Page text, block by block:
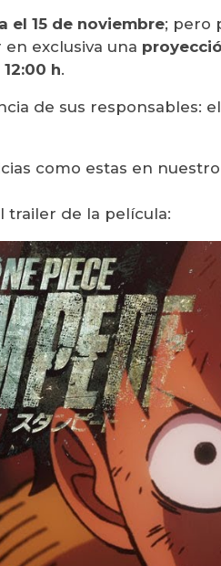
el 15 de noviembre; pero
en exclusiva una
h.
de sus responsables:
como estas en
trailer de la película: